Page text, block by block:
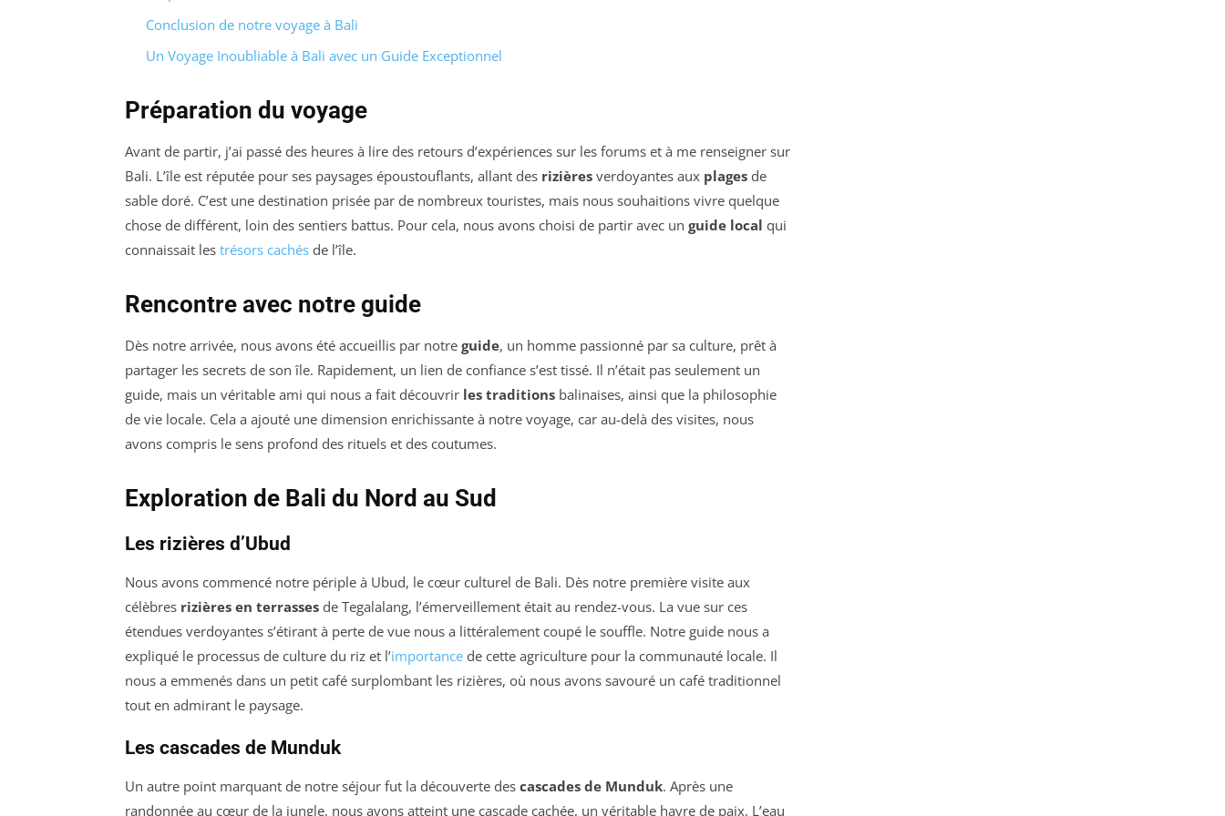
Conclusion de notre voyage à Bali
Un Voyage Inoubliable à Bali avec un Guide Exceptionnel
Préparation du voyage
Avant de partir, j’ai passé des heures à lire des retours d’expériences sur les forums et à me renseigner sur
Bali. L’île est réputée pour ses paysages époustouflants, allant des rizières verdoyantes aux plages de
sable doré. C’est une destination prisée par de nombreux touristes, mais nous souhaitions vivre quelque
chose de différent, loin des sentiers battus. Pour cela, nous avons choisi de partir avec un guide local qui
connaissait les trésors cachés de l’île.
Rencontre avec notre guide
Dès notre arrivée, nous avons été accueillis par notre guide, un homme passionné par sa culture, prêt à
partager les secrets de son île. Rapidement, un lien de confiance s’est tissé. Il n’était pas seulement un
guide, mais un véritable ami qui nous a fait découvrir les traditions balinaises, ainsi que la philosophie
de vie locale. Cela a ajouté une dimension enrichissante à notre voyage, car au-delà des visites, nous
avons compris le sens profond des rituels et des coutumes.
Exploration de Bali du Nord au Sud
Les rizières d’Ubud
Nous avons commencé notre périple à Ubud, le cœur culturel de Bali. Dès notre première visite aux
célèbres rizières en terrasses de Tegalalang, l’émerveillement était au rendez-vous. La vue sur ces
étendues verdoyantes s’étirant à perte de vue nous a littéralement coupé le souffle. Notre guide nous a
expliqué le processus de culture du riz et l’importance de cette agriculture pour la communauté locale. Il
nous a emmenés dans un petit café surplombant les rizières, où nous avons savouré un café traditionnel
tout en admirant le paysage.
Les cascades de Munduk
Un autre point marquant de notre séjour fut la découverte des cascades de Munduk. Après une
randonnée au cœur de la jungle, nous avons atteint une cascade cachée, un véritable havre de paix. L’eau